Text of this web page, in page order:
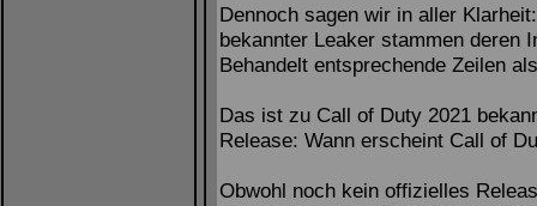
Dennoch sagen wir in aller
bekannter Leaker stammen deren
Behandelt entsprechende Zeilen
Das ist zu Call of Duty 2021
Release: Wann erscheint Call of
Obwohl noch kein offizielles